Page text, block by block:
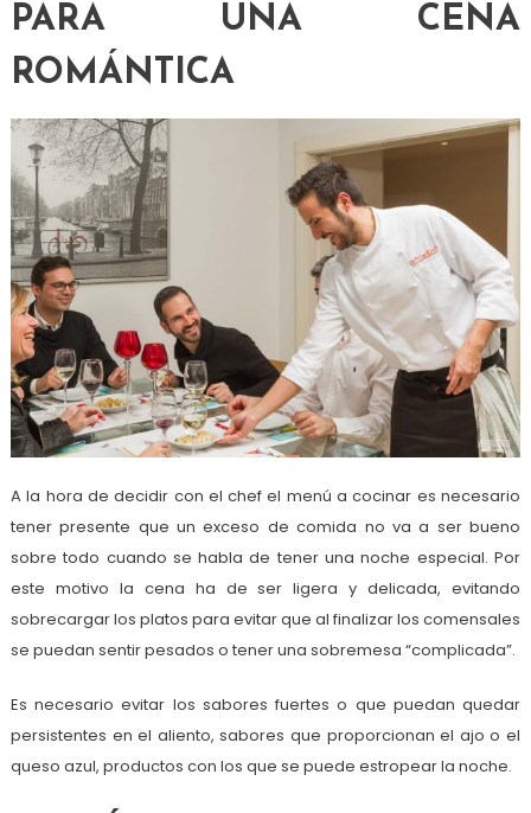
PARA UNA CENA
ROMÁNTICA
A la hora de decidir con el chef el menú a cocinar es necesario
tener presente que un exceso de comida no va a ser bueno
sobre todo cuando se habla de tener una noche especial. Por
este motivo la cena ha de ser ligera y delicada, evitando
sobrecargar los platos para evitar que al finalizar los comensales
se puedan sentir pesados o tener una sobremesa “complicada”.
Es necesario evitar los sabores fuertes o que puedan quedar
persistentes en el aliento, sabores que proporcionan el ajo o el
queso azul, productos con los que se puede estropear la noche.